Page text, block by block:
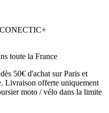
CONECTIC+
toute la France
50€ d'achat sur Paris et
Livraison offerte uniquement
moto / vélo dans la limite